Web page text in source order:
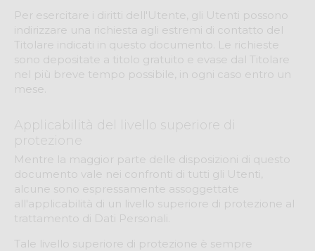
Per esercitare i diritti dell'Utente, gli Utenti possono
indirizzare una richiesta agli estremi di contatto del
Titolare indicati in questo documento. Le richieste
sono depositate a titolo gratuito e evase dal Titolare
nel più breve tempo possibile, in ogni caso entro un
mese.
Applicabilità del livello superiore di
protezione
Mentre la maggior parte delle disposizioni di questo
documento vale nei confronti di tutti gli Utenti,
alcune sono espressamente assoggettate
all'applicabilità di un livello superiore di protezione al
trattamento di Dati Personali.
Tale livello superiore di protezione è sempre